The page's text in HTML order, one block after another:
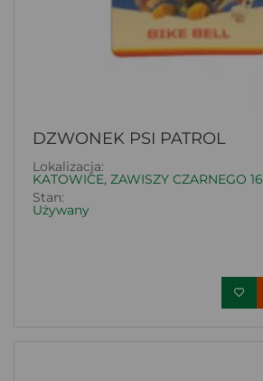
DZWONEK PSI PATROL
Lokalizacja:
KATOWICE, ZAWISZY CZARNEGO 16
Stan:
Używany